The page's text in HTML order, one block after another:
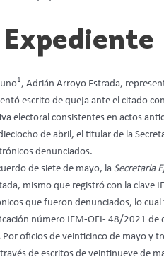
1, Adrián Arroyo Estrada,
escrito de queja ante el citado
electoral consistentes en actos
de abril, el titular de la
denunciados.
de siete de mayo, la Secretaria
mismo que registró con la clave
que fueron denunciados, lo cual
número IEM-OFI- 48/2021 de
Por oficios de veinticinco de mayo y
de escritos de veintinueve de